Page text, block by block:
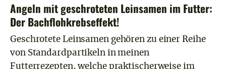
Angeln mit geschroteten Leinsamen im Futter:
Der Bachflohkrebseffekt!
Geschrotete Leinsamen gehören zu einer Reihe
von Standardpartikeln in meinen
Futterrezepten, welche praktischerweise im